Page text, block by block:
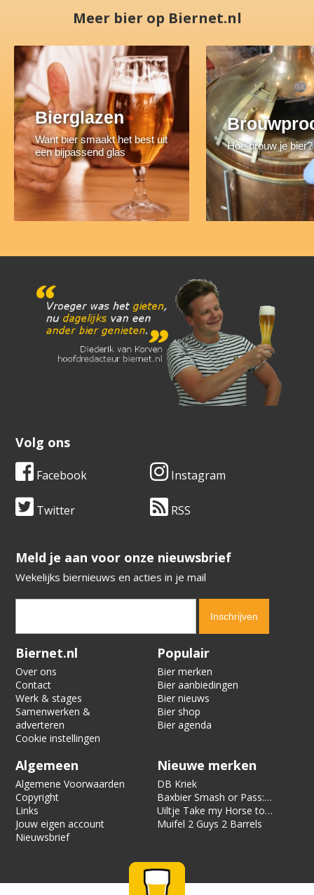
Meer bier op Biernet.nl
Bierglazen
Want bier smaakt het best uit
een bijpassend glas
Hoe brouw je bier?
Volg ons
Facebook Instagram
Twitter RSS
​​​​​​​Meld je aan voor onze nieuwsbrief
Wekelijks biernieuws en acties in je mail
Verification code:
Biernet.nl
Over ons
Contact
Werk & stages
Samenwerken &
adverteren
Cookie instellingen
Populair
Bier merken
Bier aanbiedingen
Bier nieuws
Bier shop
Bier agenda
Algemeen
Algemene Voorwaarden
Copyright
Links
Jouw eigen account
Nieuwsbrief
Nieuwe merken
DB Kriek
Baxbier Smash or Pass:
Strata
Uiltje Take my Horse to
the Hotel Room
Muifel 2 Guys 2 Barrels